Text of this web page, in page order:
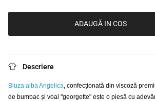
ADAUGĂ IN COS
Descriere
Bluza alba Angelica , confecționată din viscoză
de bumbac și voal "georgette" este o piesă cu